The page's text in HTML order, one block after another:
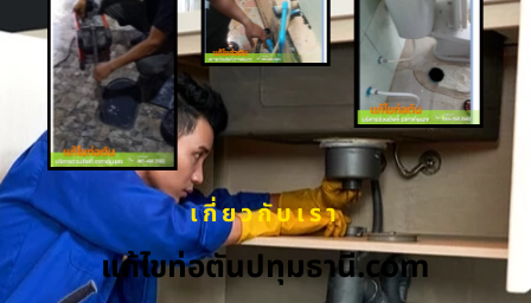
เกี่ยวกับเรา
แก้ไขท่อตันปทุมธานี.com